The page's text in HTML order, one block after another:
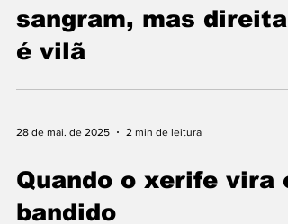
sangram, mas direita
é vilã
28 de mai. de 2025 2 min de leitura
Quando o xerife vira o
bandido